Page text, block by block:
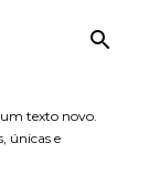
um texto novo.
únicas e